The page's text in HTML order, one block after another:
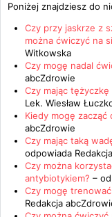
Poniżej znajdziesz do
Czy przy jaskrze z
można ćwiczyć na
Witkowska
Czy mogę nadal
abcZdrowie
Czy mając tężyczkę
Lek. Wiesław
Kiedy mogę zacząć
abcZdrowie
Czy mając taką
odpowiada
Czy można
antybiotykiem? –
Czy mogę
Redakcja